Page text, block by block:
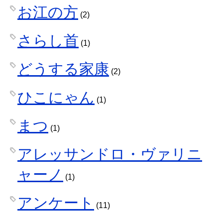
お江の方 (2)
さらし首 (1)
どうする家康 (2)
ひこにゃん (1)
まつ (1)
アレッサンドロ・ヴァリニ
ャーノ
(1)
アンケート (11)